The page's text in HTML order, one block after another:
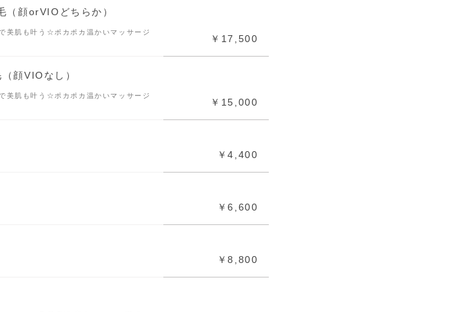
（顔orVIOどちらか）
美肌も叶う☆ポカポカ温かいマッサージ
￥17,500
顔VIOなし）
美肌も叶う☆ポカポカ温かいマッサージ
￥15,000
￥4,400
￥6,600
￥8,800